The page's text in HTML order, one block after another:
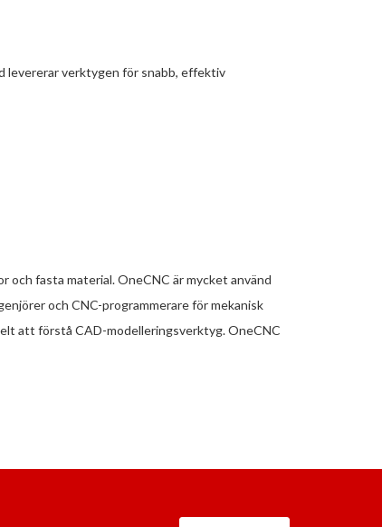
levererar verktygen för snabb, effektiv
fasta material. OneCNC är mycket använd
och CNC-programmerare för mekanisk
att förstå CAD-modelleringsverktyg. OneCNC